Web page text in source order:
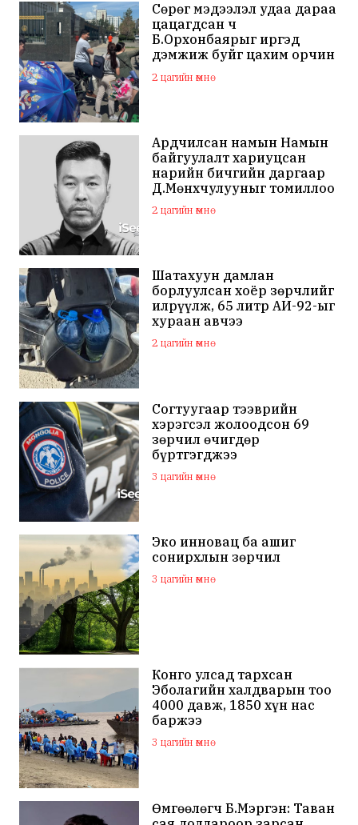
Сөрөг мэдээлэл удаа дараа
цацагдсан ч
Б.Орхонбаярыг иргэд
дэмжиж буйг цахим орчин
дахь сэтгэгдэл харууллаа
2 цагийн өмнө
Ардчилсан намын Намын
байгуулалт хариуцсан
нарийн бичгийн даргаар
Д.Мөнхчулууныг томиллоо
2 цагийн өмнө
Шатахуун дамлан
борлуулсан хоёр зөрчлийг
илрүүлж, 65 литр АИ-92-ыг
хураан авчээ
2 цагийн өмнө
Согтуугаар тээврийн
хэрэгсэл жолоодсон 69
зөрчил өчигдөр
бүртгэгджээ
3 цагийн өмнө
Эко инновац ба ашиг
сонирхлын зөрчил
3 цагийн өмнө
Конго улсад тархсан
Эболагийн халдварын тоо
4000 давж, 1850 хүн нас
баржээ
3 цагийн өмнө
Өмгөөлөгч Б.Мэргэн: Таван